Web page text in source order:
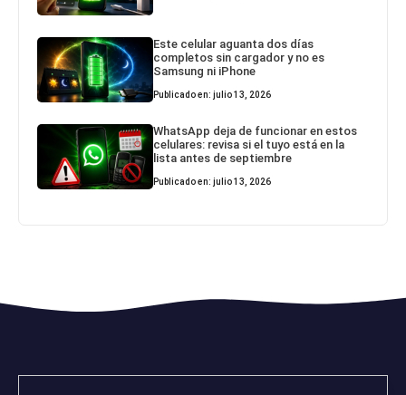
Este celular aguanta dos días
completos sin cargador y no es
Samsung ni iPhone
Publicado en: julio 13, 2026
WhatsApp deja de funcionar en estos
celulares: revisa si el tuyo está en la
lista antes de septiembre
Publicado en: julio 13, 2026